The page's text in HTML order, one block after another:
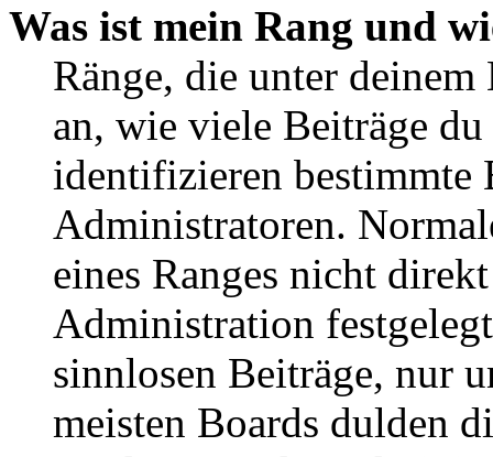
Was ist mein Rang und
Ränge, die unter deinem
an, wie viele Beiträge
identifizieren bestimmte
Administratoren.
eines Ranges nicht
Administration
sinnlosen Beiträge, nur
meisten Boards dulden